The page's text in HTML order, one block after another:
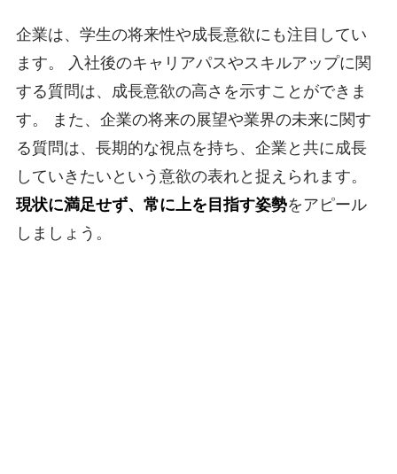
企業は、学生の将来性や成長意欲にも注目してい
ます。 入社後のキャリアパスやスキルアップに関
する質問は、成長意欲の高さを示すことができま
す。 また、企業の将来の展望や業界の未来に関す
る質問は、長期的な視点を持ち、企業と共に成長
していきたいという意欲の表れと捉えられます。
現状に満足せず、常に上を目指す姿勢をアピール
しましょう。